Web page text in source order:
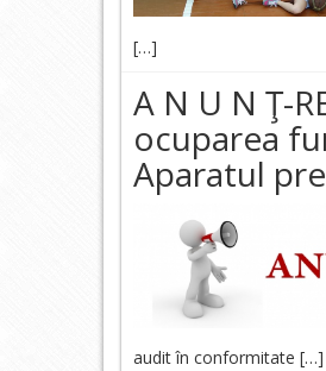
[…]
A N U N Ţ-
ocuparea
Aparatul
audit în conformitate […]